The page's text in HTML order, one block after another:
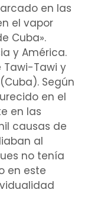
en las
el vapor
Cuba».
y América.
Tawi y
Según
en el
en las
causas de
al
no tenía
en este